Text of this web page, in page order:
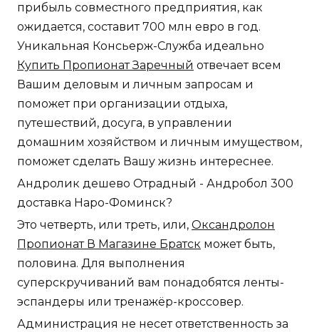
прибыль совместного предприятия, как
ожидается, составит 700 млн евро в год.
Уникальная Консьерж-Служба идеально
Купить Пропионат Заречный отвечает всем
Вашим деловым и личным запросам и
поможет при организации отдыха,
путешествий, досуга, в управлении
домашним хозяйством и личным имуществом,
поможет сделать Вашу жизнь интереснее.
Андролик дешево Отрадный - Андробол 300
доставка Наро-Фоминск?
Это четверть, или треть, или, Оксандролон
Пропионат В Магазине Братск может быть,
половина. Для выполнения
суперскручиваний вам понадобятся ленты-
эспандеры или тренажёр-кроссовер.
Администрация не несет ответственность за